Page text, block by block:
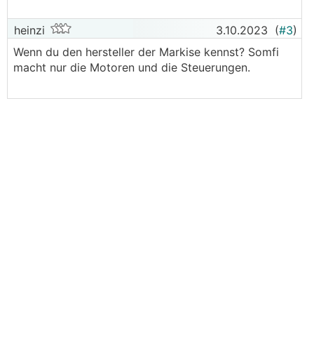
heinzi 3.10.2023 (#3)
Wenn du den hersteller der Markise kennst? Somfi
macht nur die Motoren und die Steuerungen.